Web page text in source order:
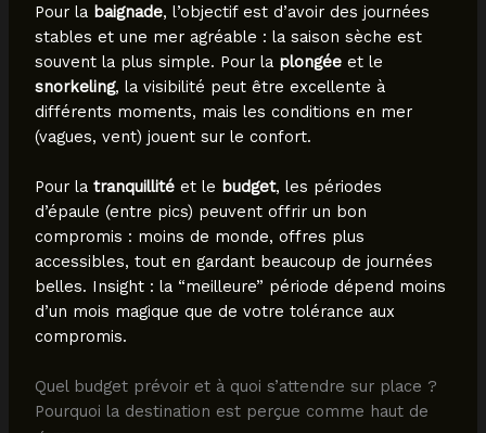
Pour la baignade, l’objectif est d’avoir des journées
stables et une mer agréable : la saison sèche est
souvent la plus simple. Pour la plongéeet le
snorkeling, la visibilité peut être excellente à
différents moments, mais les conditions en mer
(vagues, vent) jouent sur le confort.
Pour la tranquillitéet le budget, les périodes
d’épaule (entre pics) peuvent offrir un bon
compromis : moins de monde, offres plus
accessibles, tout en gardant beaucoup de journées
belles. Insight : la “meilleure” période dépend moins
d’un mois magique que de votre tolérance aux
compromis.
Quel budget prévoir et à quoi s’attendre sur place ?
Pourquoi la destination est perçue comme haut de